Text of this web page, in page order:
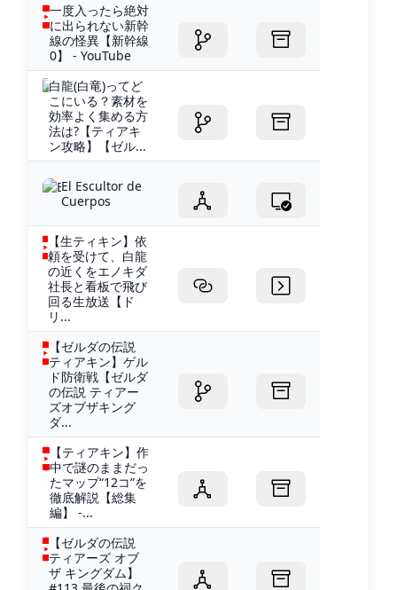
一度入ったら絶対
に出られない新幹
線の怪異【新幹線
0】 - YouTube
白龍(白竜)ってど
こにいる？素材を
効率よく集める方
法は?【ティアキ
ン攻略】【ゼル...
El Escultor de
Cuerpos
【生ティキン】依
頼を受けて、白龍
の近くをエノキダ
社長と看板で飛び
回る生放送【ド
リ...
【ゼルダの伝説
ティアキン】ゲル
ド防衛戦【ゼルダ
の伝説 ティアー
ズオブザキング
ダ...
【ティアキン】作
中で謎のままだっ
たマップ“12コ”を
徹底解説【総集
編】 -...
【ゼルダの伝説
ティアーズ オブ
ザ キングダム】